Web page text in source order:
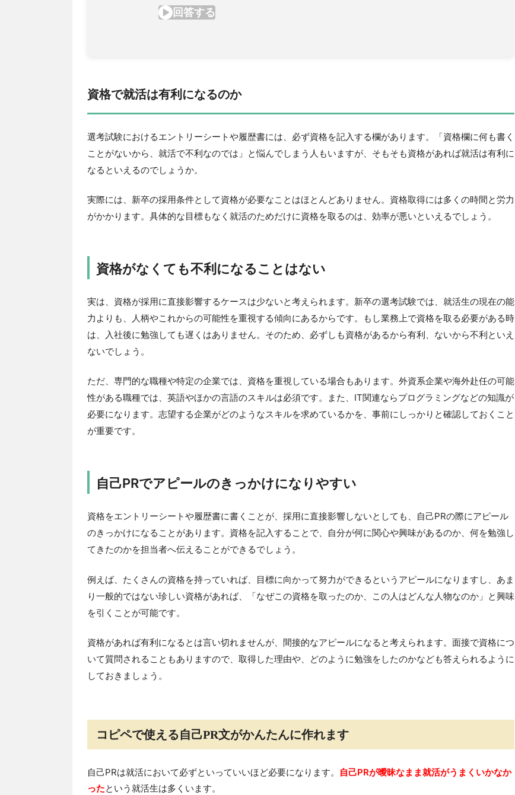
資格で就活は有利になるのか
選考試験におけるエントリーシートや履歴書には、必ず資格を記入する欄があります。「資格欄に何も書く
ことがないから、就活で不利なのでは」と悩んでしまう人もいますが、そもそも資格があれば就活は有利に
なるといえるのでしょうか。
実際には、新卒の採用条件として資格が必要なことはほとんどありません。資格取得には多くの時間と労力
がかかります。具体的な目標もなく就活のためだけに資格を取るのは、効率が悪いといえるでしょう。
資格がなくても不利になることはない
実は、資格が採用に直接影響するケースは少ないと考えられます。新卒の選考試験では、就活生の現在の能
力よりも、人柄やこれからの可能性を重視する傾向にあるからです。もし業務上で資格を取る必要がある時
は、入社後に勉強しても遅くはありません。そのため、必ずしも資格があるから有利、ないから不利といえ
ないでしょう。
ただ、専門的な職種や特定の企業では、資格を重視している場合もあります。外資系企業や海外赴任の可能
性がある職種では、英語やほかの言語のスキルは必須です。また、IT関連ならプログラミングなどの知識が
必要になります。志望する企業がどのようなスキルを求めているかを、事前にしっかりと確認しておくこと
が重要です。
自己PRでアピールのきっかけになりやすい
資格をエントリーシートや履歴書に書くことが、採用に直接影響しないとしても、自己PRの際にアピール
のきっかけになることがあります。資格を記入することで、自分が何に関心や興味があるのか、何を勉強し
てきたのかを担当者へ伝えることができるでしょう。
例えば、たくさんの資格を持っていれば、目標に向かって努力ができるというアピールになりますし、あま
り一般的ではない珍しい資格があれば、「なぜこの資格を取ったのか、この人はどんな人物なのか」と興味
を引くことが可能です。
資格があれば有利になるとは言い切れませんが、間接的なアピールになると考えられます。面接で資格につ
いて質問されることもありますので、取得した理由や、どのように勉強をしたのかなども答えられるように
しておきましょう。
コピペで使える自己PR文がかんたんに作れます
自己PRは就活において必ずといっていいほど必要になります。
自己PRが曖昧なまま就活がうまくいかなか
ったという就活生は多くいます。